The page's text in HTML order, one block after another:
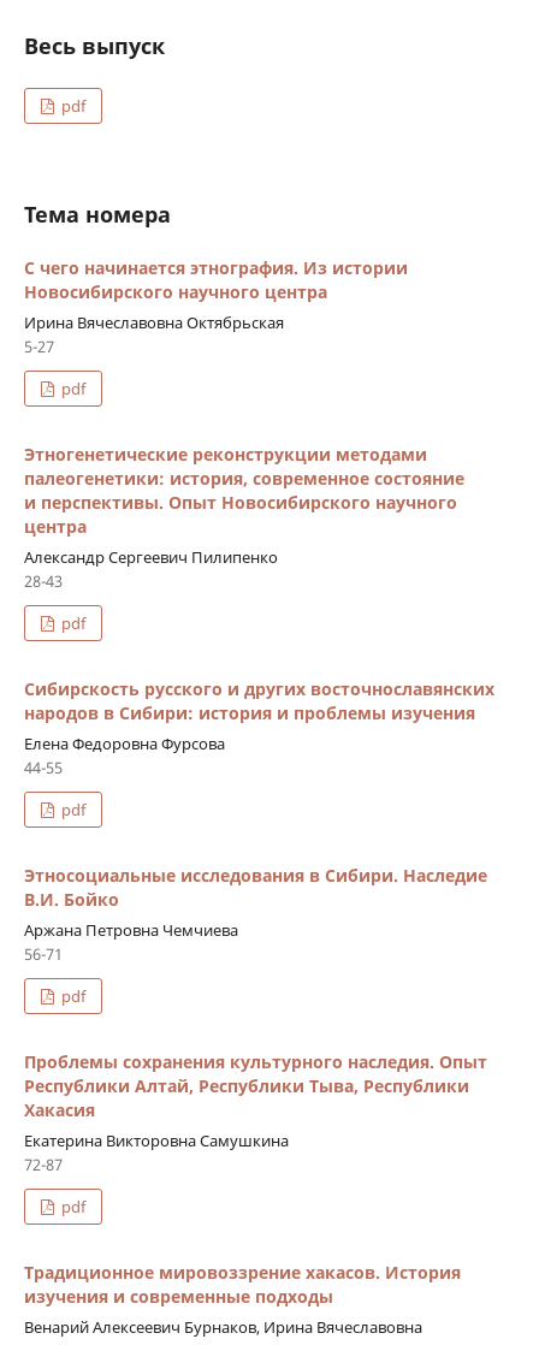
Весь выпуск
pdf
Тема номера
С чего начинается этнография. Из истории
Новосибирского научного центра
Ирина Вячеславовна Октябрьская
5-27
pdf
Этногенетические реконструкции методами
палеогенетики: история, современное состояние
и перспективы. Опыт Новосибирского научного
центра
Александр Сергеевич Пилипенко
28-43
pdf
Сибирскость русского и других восточнославянских
народов в Сибири: история и проблемы изучения
Елена Федоровна Фурсова
44-55
pdf
Этносоциальные исследования в Сибири. Наследие
В.И. Бойко
Аржана Петровна Чемчиева
56-71
pdf
Проблемы сохранения культурного наследия. Опыт
Республики Алтай, Республики Тыва, Республики
Хакасия
Екатерина Викторовна Самушкина
72-87
pdf
Традиционное мировоззрение хакасов. История
изучения и современные подходы
Венарий Алексеевич Бурнаков, Ирина Вячеславовна